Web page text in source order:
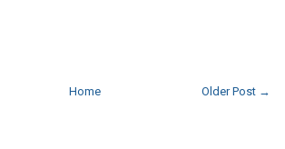
Older Post →
Home